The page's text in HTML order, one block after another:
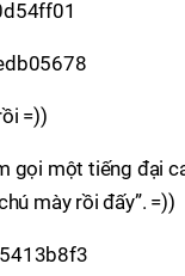
=))
gọi một tiếng đại
mày rồi đấy”. =))